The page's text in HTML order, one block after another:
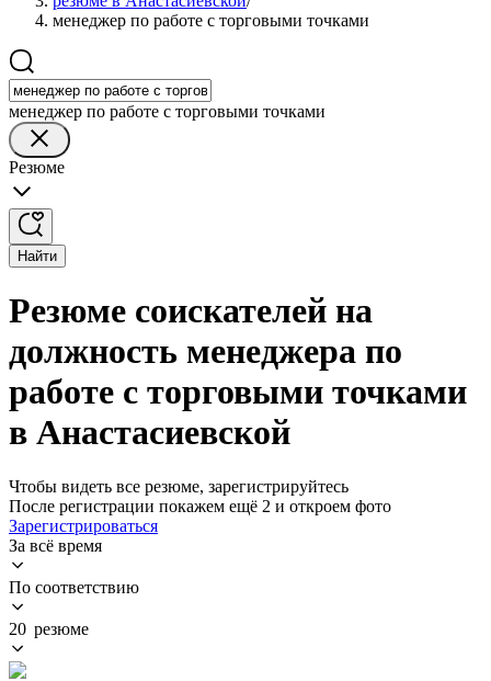
менеджер по работе с торговыми точками
менеджер по работе с торговыми точками
Резюме
Найти
Резюме соискателей на
должность менеджера по
работе с торговыми точками
в Анастасиевской
Чтобы видеть все резюме, зарегистрируйтесь
После регистрации покажем ещё 2 и откроем фото
Зарегистрироваться
За всё время
По соответствию
20 резюме